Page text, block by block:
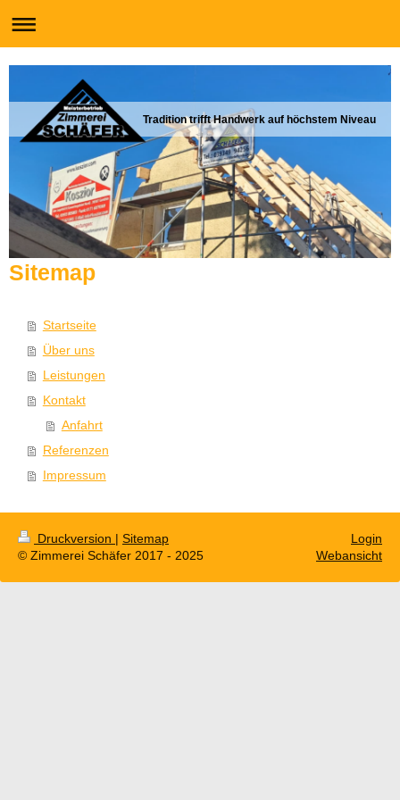
Tradition trifft Handwerk auf höchstem Niveau
Sitemap
Startseite
Über uns
Leistungen
Kontakt
Anfahrt
Referenzen
Impressum
Druckversion | Sitemap
© Zimmerei Schäfer 2017 - 2025
Login
Webansicht